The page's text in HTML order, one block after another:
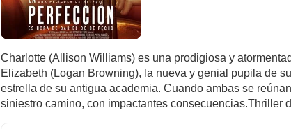
Charlotte (Allison Williams) es una prodigiosa y
Elizabeth (Logan Browning), la nueva y genial pupila de
estrella de su antigua academia. Cuando ambas se
siniestro camino, con impactantes consecuencias.Thriller